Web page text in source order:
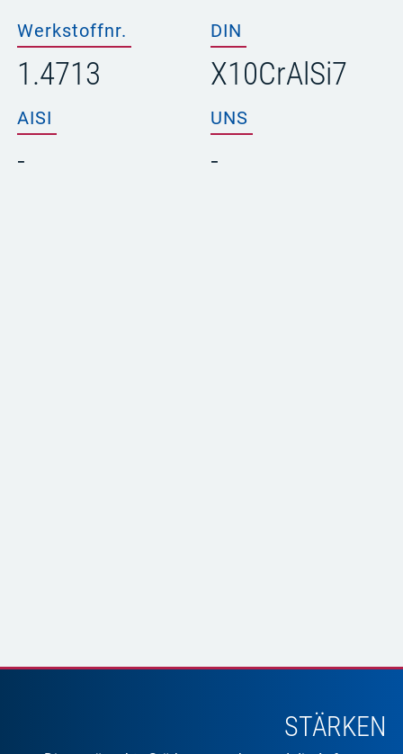
Werkstoffnr.
1.4713
DIN
X10CrAlSi7
AISI
-
UNS
-
STÄRKEN